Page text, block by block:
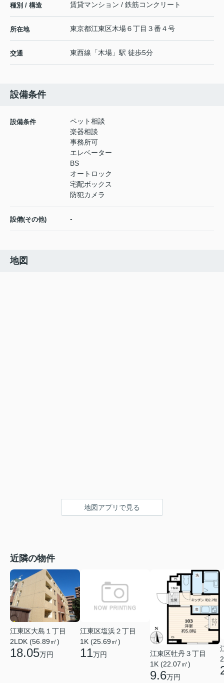
種別 / 構造 賃貸マンション / 鉄筋コンクリート
所在地 東京都江東区木場６丁目３番４号
交通 東西線 「木場 」駅 徒歩5分
設備条件
設備条件
ペット相談
楽器相談
事務所可
エレベーター
BS
オートロック
宅配ボックス
防犯カメラ
設備(その他) -
地図
地図アプリで見る
近隣の物件
江東区大島１丁目
2LDK (56.89㎡)
18.05万円
江東区塩浜２丁目
1K (25.69㎡)
11万円
江東区牡丹３丁目
1K (22.07㎡)
9.6万円